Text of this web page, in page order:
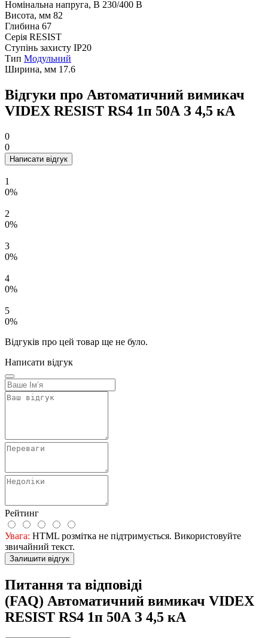
Номінальна напруга, В 230/400 В
Висота, мм 82
Глибина 67
Серія RESIST
Ступінь захисту IP20
Тип Модульний
Ширина, мм 17.6
Відгуки про Автоматичний вимикач
VIDEX RESIST RS4 1п 50А З 4,5 кА
0
0
Написати відгук
1
0%
2
0%
3
0%
4
0%
5
0%
Відгуків про цей товар ще не було.
Написати відгук
Рейтинг
Увага: HTML розмітка не підтримується. Використовуйте
звичайний текст.
Залишити відгук
Питання та відповіді
(FAQ) Автоматичний вимикач VIDEX
RESIST RS4 1п 50А З 4,5 кА